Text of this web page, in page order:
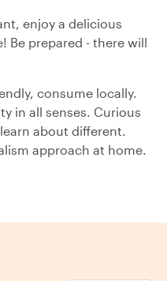
enjoy a delicious
Be prepared - there will
consume locally.
in all senses. Curious
about different.
approach at home.